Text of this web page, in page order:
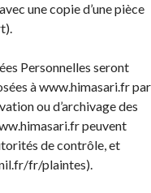
une copie d’une pièce
Personnelles seront
à www.himasari.fr par
ou d’archivage des
peuvent
de contrôle, et
fr/plaintes).